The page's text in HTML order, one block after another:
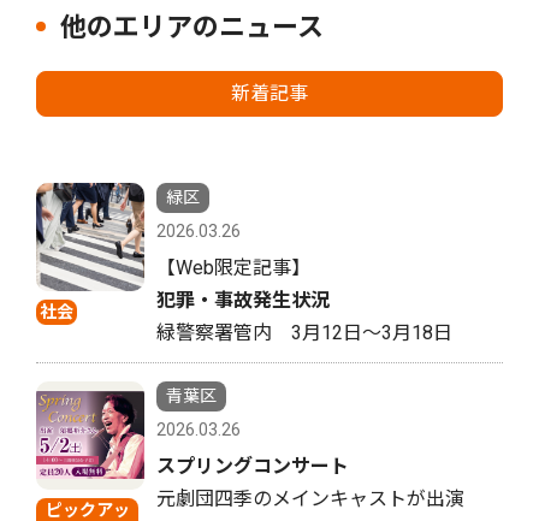
他のエリアのニュース
新着記事
社会
緑区
2026.03.26
【Web限定記事】
犯罪・事故発生状況
緑警察署管内 3月12日〜3月18日
ピックアッ
青葉区
2026.03.26
スプリングコンサート
元劇団四季のメインキャストが出演